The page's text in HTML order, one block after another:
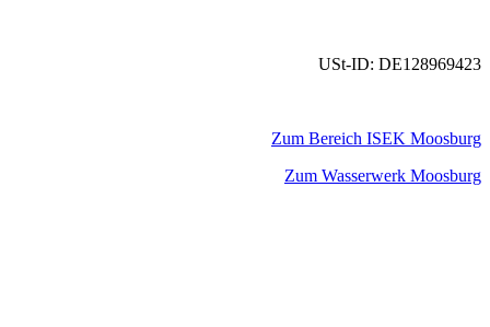
USt-ID: DE128969423
Zum Bereich ISEK Moosburg
Zum Wasserwerk Moosburg